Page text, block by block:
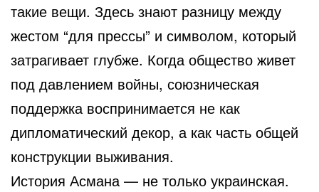
такие вещи. Здесь знают разницу между
жестом “для прессы” и символом, который
затрагивает глубже. Когда общество живет
под давлением войны, союзническая
поддержка воспринимается не как
дипломатический декор, а как часть общей
конструкции выживания.
История Асмана — не только украинская.